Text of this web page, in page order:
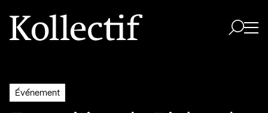
Aller à la page d'accueil
Logo Kollectif
Événement